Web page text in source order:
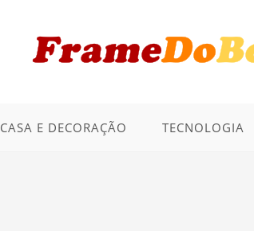
CASA E DECORAÇÃO TECNOLOGIA